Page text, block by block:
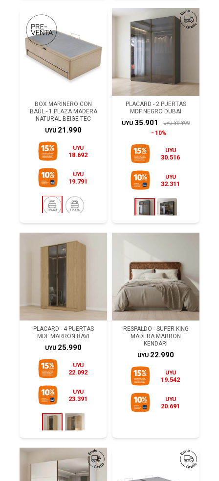
BOX MARINERO CON
BAÚL - 1 PLAZA MADERA
NATURAL-BEIGE TEC
UYU 21.990
UYU
18.692
UYU
19.791
PLACARD - 2 PUERTAS
MDF NEGRO DUBAI
UYU 35.901 UYU 39.890
10%
UYU
30.516
UYU
32.311
PLACARD - 4 PUERTAS
MDF MARRON RAVI
UYU 25.990
UYU
22.092
UYU
23.391
RESPALDO - SUPER KING
MADERA MARRON
KENDARI
UYU 22.990
UYU
19.542
UYU
20.691